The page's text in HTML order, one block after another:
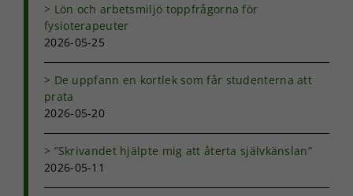
Lön och arbetsmiljö toppfrågorna för
fysioterapeuter
2026-05-25
De uppfann en kortlek som får studenterna att
prata
2026-05-20
”Skrivandet hjälpte mig att återta självkänslan”
2026-05-11